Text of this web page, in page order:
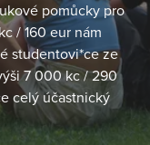
pomůcky pro
/ 160 eur nám
studentovi*ce ze
7 000 kc / 290
celý účastnický